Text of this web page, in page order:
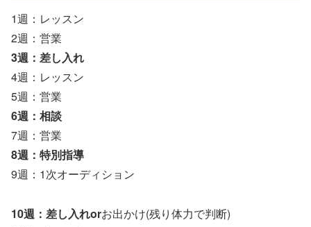
1週：レッスン
2週：営業
3週：差し入れ
4週：レッスン
5週：営業
6週：相談
7週：営業
8週：特別指導
9週：1次オーディション
10週：差し入れorお出かけ(残り体力で判断)